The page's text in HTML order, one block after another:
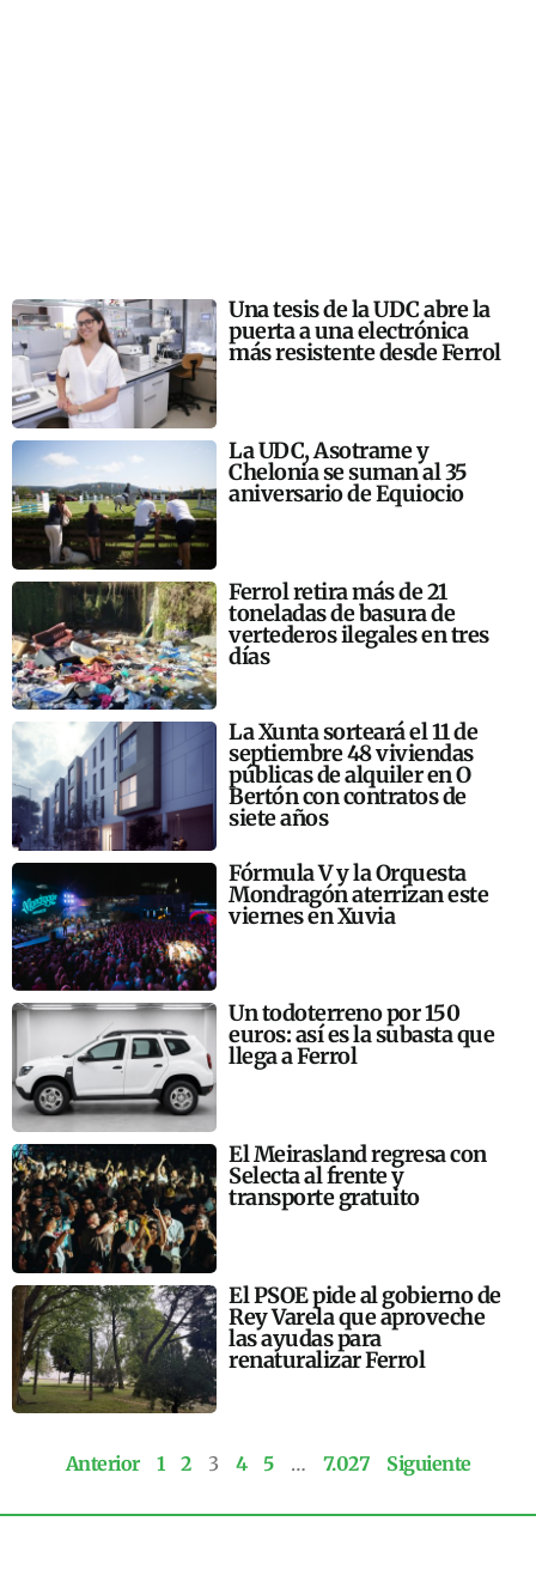
Una tesis de la UDC abre la
puerta a una electrónica
más resistente desde Ferrol
La UDC, Asotrame y
Chelonia se suman al 35
aniversario de Equiocio
Ferrol retira más de 21
toneladas de basura de
vertederos ilegales en tres
días
La Xunta sorteará el 11 de
septiembre 48 viviendas
públicas de alquiler en O
Bertón con contratos de
siete años
Fórmula V y la Orquesta
Mondragón aterrizan este
viernes en Xuvia
Un todoterreno por 150
euros: así es la subasta que
llega a Ferrol
El Meirasland regresa con
Selecta al frente y
transporte gratuito
El PSOE pide al gobierno de
Rey Varela que aproveche
las ayudas para
renaturalizar Ferrol
Anterior 1 2 3 4 5 … 7.027 Siguiente